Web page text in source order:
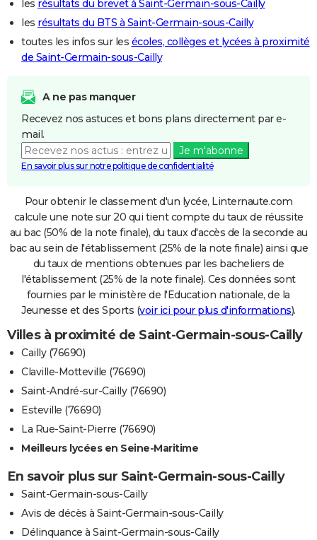
les résultats du brevet à Saint-Germain-sous-Cailly
les résultats du BTS à Saint-Germain-sous-Cailly
toutes les infos sur les écoles, collèges et lycées à proximité
de Saint-Germain-sous-Cailly
A ne pas manquer
Recevez nos astuces et bons plans directement par e-
mail.
Je m'abonne
En savoir plus sur notre politique de confidentialité
Pour obtenir le classement d'un lycée, Linternaute.com
calcule une note sur 20 qui tient compte du taux de réussite
au bac (50% de la note finale), du taux d'accès de la seconde au
bac au sein de l'établissement (25% de la note finale) ainsi que
du taux de mentions obtenues par les bacheliers de
l'établissement (25% de la note finale). Ces données sont
fournies par le ministère de l'Education nationale, de la
Jeunesse et des Sports (voir ici pour plus d'informations).
Villes à proximité de Saint-Germain-sous-Cailly
Cailly (76690)
Claville-Motteville (76690)
Saint-André-sur-Cailly (76690)
Esteville (76690)
La Rue-Saint-Pierre (76690)
Meilleurs lycées en Seine-Maritime
En savoir plus sur Saint-Germain-sous-Cailly
Saint-Germain-sous-Cailly
Avis de décès à Saint-Germain-sous-Cailly
Délinquance à Saint-Germain-sous-Cailly